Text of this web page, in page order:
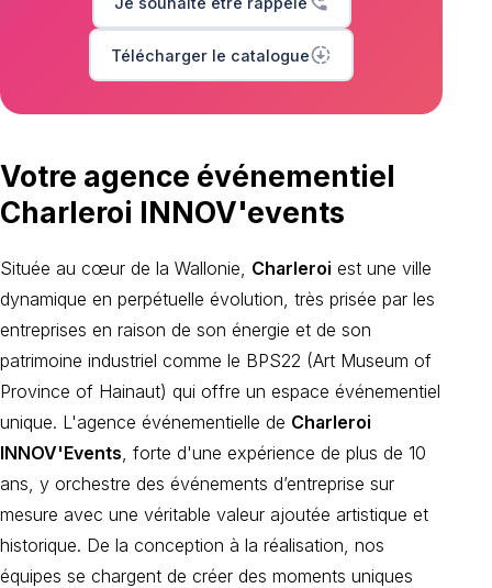
Télécharger le cataloguedownloading
Votre agence événementiel
Charleroi INNOV'events
Située au cœur de la Wallonie, Charleroi est une ville
dynamique en perpétuelle évolution, très prisée par les
entreprises en raison de son énergie et de son
patrimoine industriel comme le BPS22 (Art Museum of
Province of Hainaut) qui offre un espace événementiel
unique. L'agence événementielle de Charleroi
INNOV'Events, forte d'une expérience de plus de 10
ans, y orchestre des événements d’entreprise sur
mesure avec une véritable valeur ajoutée artistique et
historique. De la conception à la réalisation, nos
équipes se chargent de créer des moments uniques